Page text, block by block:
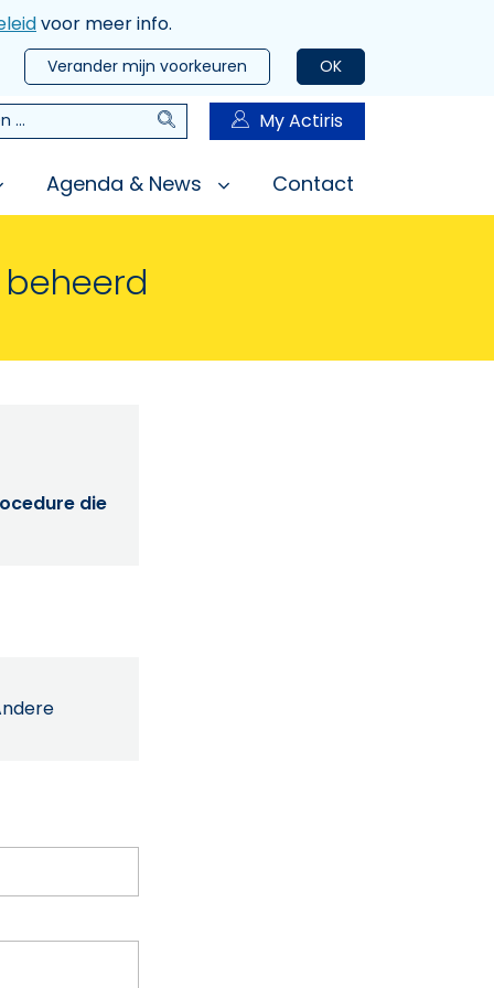
voor meer info.
OK
Verander mijn voorkeuren
Zoeken My Actiris
Agenda & News Contact
die